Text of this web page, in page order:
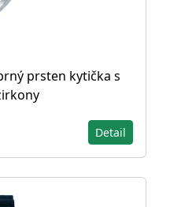
prsten kytička s
Detail